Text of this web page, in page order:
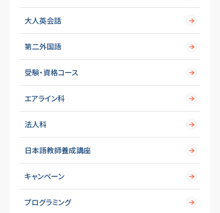
大人英会話
第二外国語
受験・資格コース
エアライン科
法人科
日本語教師養成講座
キャンペーン
プログラミング